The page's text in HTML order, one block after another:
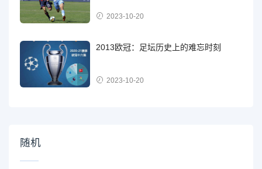
2023-10-20
2013欧冠：足坛历史上的难忘时刻
2023-10-20
随机